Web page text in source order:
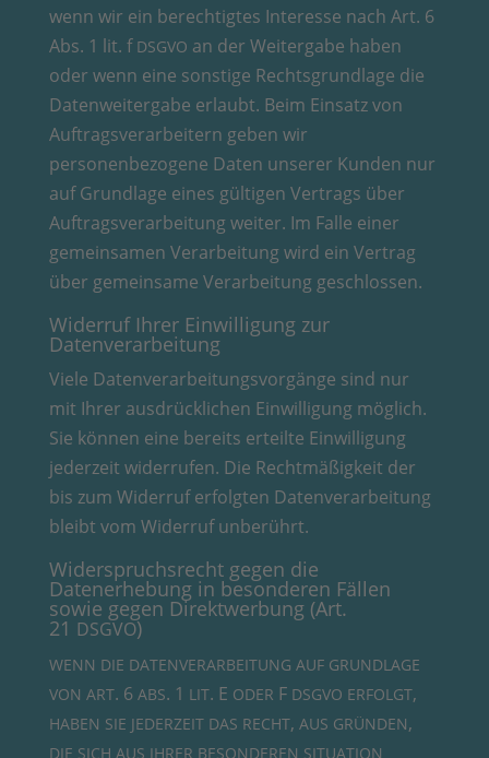
wenn wir ein berechtigtes Interesse nach Art. 6
Abs. 1 lit. f DSGVO an der Weitergabe haben
oder wenn eine sonstige Rechtsgrundlage die
Datenweitergabe erlaubt. Beim Einsatz von
Auftragsverarbeitern geben wir
personenbezogene Daten unserer Kunden nur
auf Grundlage eines gültigen Vertrags über
Auftragsverarbeitung weiter. Im Falle einer
gemeinsamen Verarbeitung wird ein Vertrag
über gemeinsame Verarbeitung geschlossen.
Widerruf Ihrer Einwilligung zur
Datenverarbeitung
Viele Datenverarbeitungsvorgänge sind nur
mit Ihrer ausdrücklichen Einwilligung möglich.
Sie können eine bereits erteilte Einwilligung
jederzeit widerrufen. Die Rechtmäßigkeit der
bis zum Widerruf erfolgten Datenverarbeitung
bleibt vom Widerruf unberührt.
Widerspruchsrecht gegen die
Datenerhebung in besonderen Fällen
sowie gegen Direktwerbung (Art.
21 DSGVO)
WENN DIE DATENVERARBEITUNG AUF GRUNDLAGE
VON ART. 6 ABS. 1 LIT. E ODER F DSGVO ERFOLGT,
HABEN SIE JEDERZEIT DAS RECHT, AUS GRÜNDEN,
DIE SICH AUS IHRER BESONDEREN SITUATION